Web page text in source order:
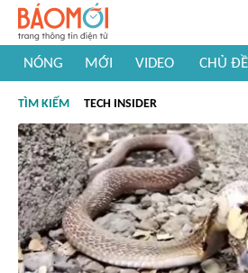
NÓNG MỚI VIDEO CHỦ ĐỀ
#Khám phá thế giới
TÌM KIẾM TECH INSIDER